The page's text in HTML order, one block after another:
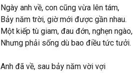
Ngày anh về, con cũng vừa lên tám,
Bảy năm trời, giờ mới được gần nhau.
Một kiếp tù giam, đau đớn, nghẹn ngào,
Nhưng phải sống dù bao điều tức tưởi.
Anh đã về, sau bảy năm vời vợi